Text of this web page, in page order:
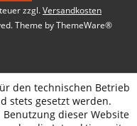
zzgl.Versandkosten
Theme byThemeWare®
den technischen Betrieb
stets gesetzt werden.
dieser Website